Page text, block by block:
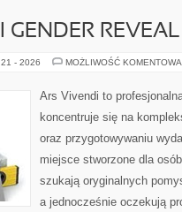
GENDER REVEAL
- 2026 MOŻLIWOŚĆ
Ars Vivendi to
koncentruje się na
oraz przygotowywaniu
miejsce stworzone dla
szukają oryginalnych
a jednocześnie oczekują